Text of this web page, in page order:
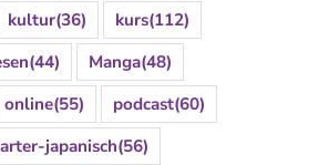
kultur(36) kurs(112)
(44) Manga(48)
online(55) podcast(60)
japanisch(56)